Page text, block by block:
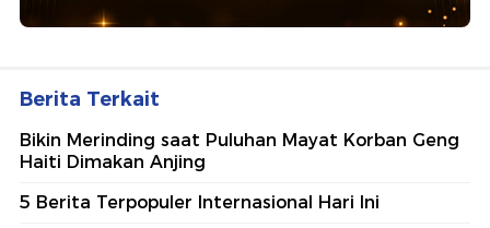
Berita Terkait
Bikin Merinding saat Puluhan Mayat Korban Geng
Haiti Dimakan Anjing
5 Berita Terpopuler Internasional Hari Ini